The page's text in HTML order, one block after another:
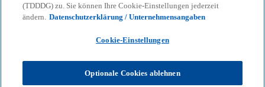
Maximiliane Günther
(TDDDG) zu. Sie können Ihre Cookie-Einstellungen jederzeit
ändern. Datenschutzerklärung / Unternehmensangaben
Cookie-Einstellungen
Optionale Cookies ablehnen